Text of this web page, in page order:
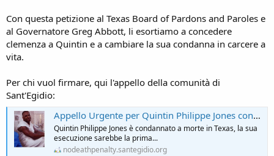
Con questa petizione al Texas Board of Pardons and Paroles e
al Governatore Greg Abbott, li esortiamo a concedere
clemenza a Quintin e a cambiare la sua condanna in carcere a
vita.
Per chi vuol firmare, qui l'appello della comunità di
Sant'Egidio:
Appello Urgente per Quintin Philippe Jones condannato a morte in Texas - No Death Penalty - Comunità di Sant'Egidio
Quintin Philippe Jones è condannato a morte in Texas, la sua
esecuzione sarebbe la prima...
nodeathpenalty.santegidio.org